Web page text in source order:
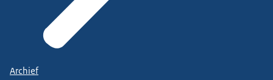
Archief